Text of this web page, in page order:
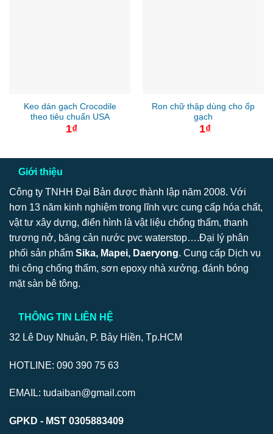
Keo dán gạch Crocodile
theo tiêu chuẩn USA
1₫
Ron chữ thập dùng cho ốp
gạch
1₫
Giới thiệu
Công ty TNHH Đại Bản được thành lập năm 2008. Với
hơn 13 năm kinh nghiệm trong lĩnh vực cung cấp hóa chất,
vật tư xây dựng, điển hình là vật liệu chống thấm, thanh
trương nở, băng cản nước pvc waterstop….Đại lý phân
phối sản phẩm Sika, Mapei, Daeryong. Cung cấp Dịch vụ
thi công chống thấm, sơn epoxy nhà xưởng. đánh bóng
mặt sàn bê tông.
THÔNG TIN LIÊN HỆ
32 Lê Duy Nhuận, P. Bảy Hiền, Tp.HCM
HOTLINE: 090 390 75 63
EMAIL: tudaiban@gmail.com
GPKD - MST 0305883409